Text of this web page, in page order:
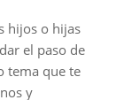
hijos o hijas
el paso de
tema que te
y